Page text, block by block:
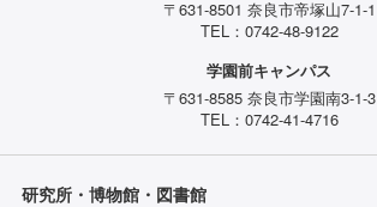
〒631-8501 奈良市帝塚山7-1-1
TEL：0742-48-9122
学園前キャンパス
〒631-8585 奈良市学園南3-1-3
TEL：0742-41-4716
研究所・博物館・図書館